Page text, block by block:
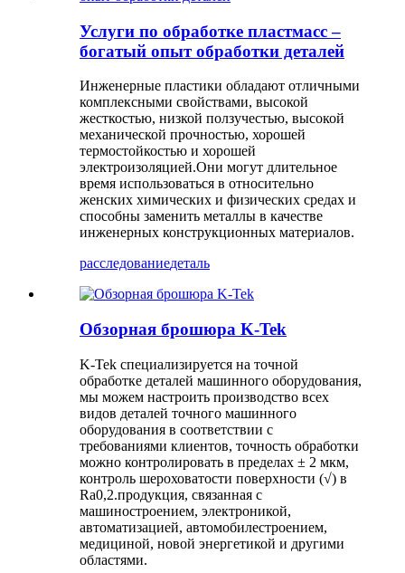
Услуги по обработке пластмасс –
богатый опыт обработки деталей
Инженерные пластики обладают отличными
комплексными свойствами, высокой
жесткостью, низкой ползучестью, высокой
механической прочностью, хорошей
термостойкостью и хорошей
электроизоляцией.Они могут длительное
время использоваться в относительно
женских химических и физических средах и
способны заменить металлы в качестве
инженерных конструкционных материалов.
расследованиедеталь
Обзорная брошюра K-Tek
K-Tek специализируется на точной
обработке деталей машинного оборудования,
мы можем настроить производство всех
видов деталей точного машинного
оборудования в соответствии с
требованиями клиентов, точность обработки
можно контролировать в пределах ± 2 мкм,
контроль шероховатости поверхности (√) в
Ra0,2.продукция, связанная с
машиностроением, электроникой,
автоматизацией, автомобилестроением,
медициной, новой энергетикой и другими
областями.